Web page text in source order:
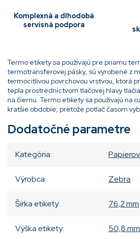
Komplexná a dlhodobá
servisná podpora
Termo etikety sa používajú pre priamu
termotransferovej pásky, sú vyrobené z
termocitlivou povrchovou vrstvou, ktorá
tepla prostredníctvom tlačovej hlavy
na čiernu. Termo etikety sa používajú na
kratšie obdobie, pretože potlač časom
Dodatočné parametre
Kategória:
Výrobca: Zebra
Šírka etikety: 76,2 mm
Výška etikety: 50,8 mm